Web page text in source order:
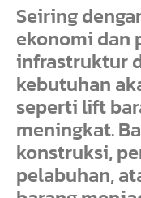
Seiring
ekonomi dan
infrastruktur
kebutuhan
seperti lift
meningkat.
konstruksi,
pelabuhan,